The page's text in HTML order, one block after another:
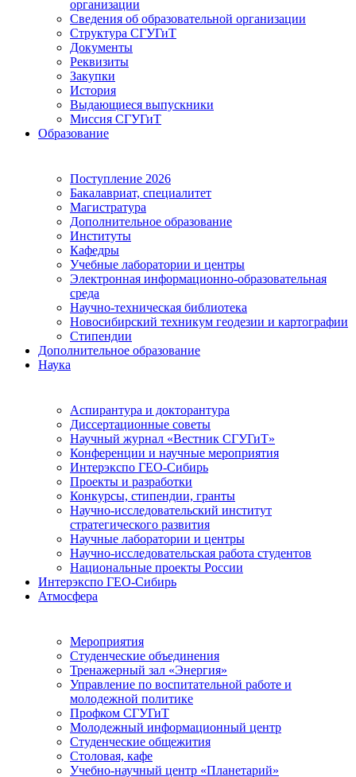
организации
Сведения об образовательной организации
Структура СГУГиТ
Документы
Реквизиты
Закупки
История
Выдающиеся выпускники
Миссия СГУГиТ
Образование
Поступление 2026
Бакалавриат, специалитет
Магистратура
Дополнительное образование
Институты
Кафедры
Учебные лаборатории и центры
Электронная информационно-образовательная
среда
Научно-техническая библиотека
Новосибирский техникум геодезии и картографии
Стипендии
Дополнительное образование
Наука
Аспирантура и докторантура
Диссертационные советы
Научный журнал «Вестник СГУГиТ»
Конференции и научные мероприятия
Интерэкспо ГЕО-Сибирь
Проекты и разработки
Конкурсы, стипендии, гранты
Научно-исследовательский институт
стратегического развития
Научные лаборатории и центры
Научно-исследовательская работа студентов
Национальные проекты России
Интерэкспо ГЕО-Сибирь
Атмосфера
Мероприятия
Студенческие объединения
Тренажерный зал «Энергия»
Управление по воспитательной работе и
молодежной политике
Профком СГУГиТ
Молодежный информационный центр
Студенческие общежития
Столовая, кафе
Учебно-научный центр «Планетарий»